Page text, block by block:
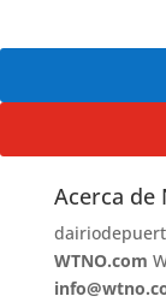
Acerca de
WTNO.com